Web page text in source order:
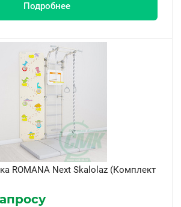
Подробнее
ROMANA Next Skalolaz (Комплект